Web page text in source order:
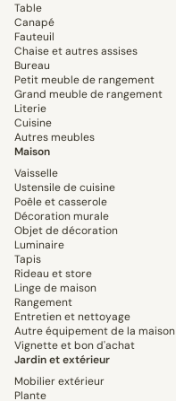
Table
Canapé
Fauteuil
Chaise et autres assises
Bureau
Petit meuble de rangement
Grand meuble de rangement
Literie
Cuisine
Autres meubles
Maison
Vaisselle
Ustensile de cuisine
Poêle et casserole
Décoration murale
Objet de décoration
Luminaire
Tapis
Rideau et store
Linge de maison
Rangement
Entretien et nettoyage
Autre équipement de la maison
Vignette et bon d'achat
Jardin et extérieur
Mobilier extérieur
Plante